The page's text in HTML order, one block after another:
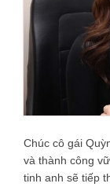
Chúc cô gái
và thành công
tinh anh sẽ tiếp